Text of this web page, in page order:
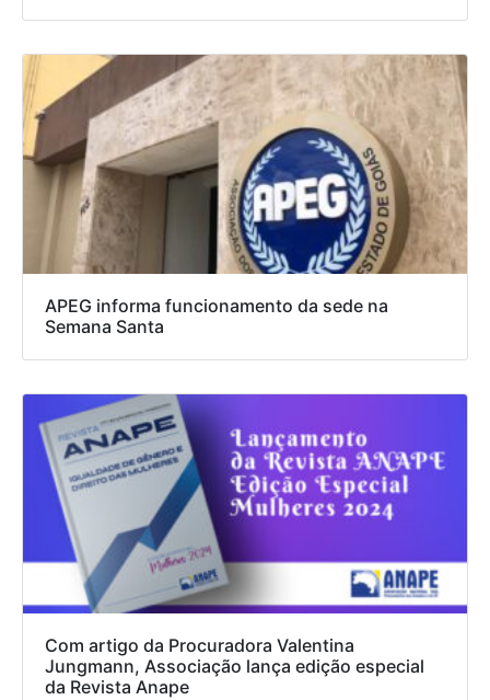
APEG informa funcionamento da sede na
Semana Santa
Com artigo da Procuradora Valentina
Jungmann, Associação lança edição especial
da Revista Anape